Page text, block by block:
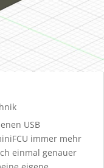
USB
immer mehr
einmal genauer